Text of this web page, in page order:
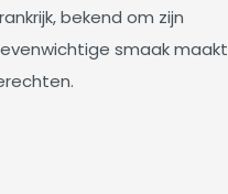
bekend om zijn
smaak maakt